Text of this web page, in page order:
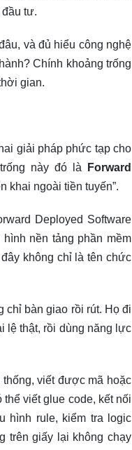
tư.
và đủ hiểu công nghệ
Chính khoảng trống
gian.
giải pháp phức tạp cho
này đó là
Forward
khai ngoài tiền tuyến”.
Deployed Software
nền tảng phần mềm
không chỉ là tên chức
chỉ bàn giao rồi rút. Họ đi
lệ thật, rồi dùng năng lực
viết được mã hoặc
viết glue code, kết nối
hình rule, kiểm tra logic
trên giấy lại không chạy